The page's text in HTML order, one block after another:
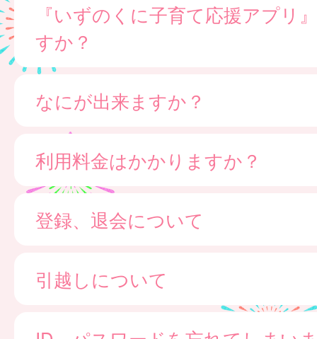
『いずのくに子育て応援アプリ
すか？
なにが出来ますか？
利用料金はかかりますか？
登録、退会について
引越しについて